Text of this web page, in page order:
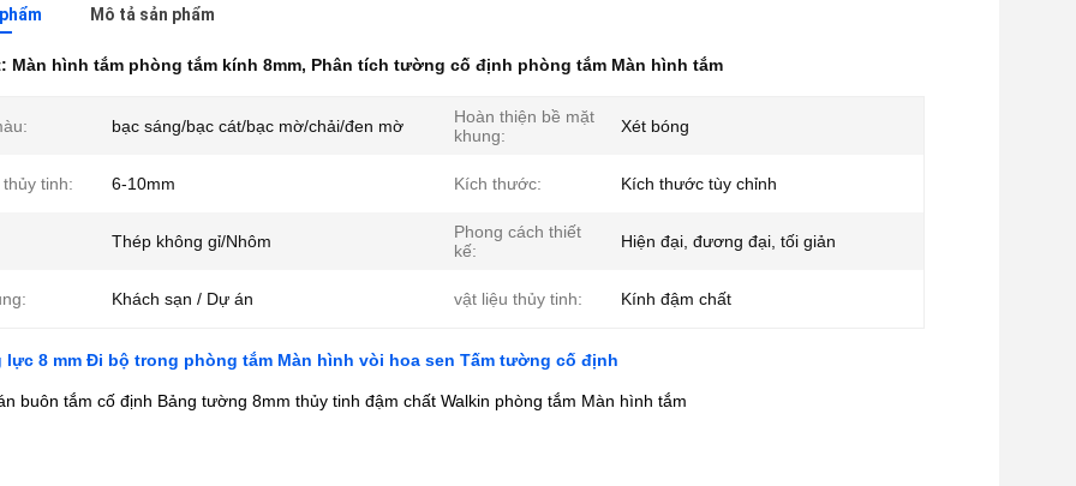
Mô tả sản phẩm
Màn hình tắm phòng tắm kính 8mm, Phân tích tường cố định phòng tắm Màn hình tắm
bạc sáng/bạc cát/bạc mờ/chải/đen mờ
Hoàn thiện bề mặt
khung:
Xét bóng
tinh: 6-10mm Kích thước: Kích thước tùy chỉnh
Thép không gỉ/Nhôm
Phong cách thiết
kế:
Hiện đại, đương đại, tối giản
Khách sạn / Dự án vật liệu thủy tinh: Kính đậm chất
8 mm Đi bộ trong phòng tắm Màn hình vòi hoa sen Tấm tường cố định
buôn tắm cố định Bảng tường 8mm thủy tinh đậm chất Walkin phòng tắm Màn hình tắm